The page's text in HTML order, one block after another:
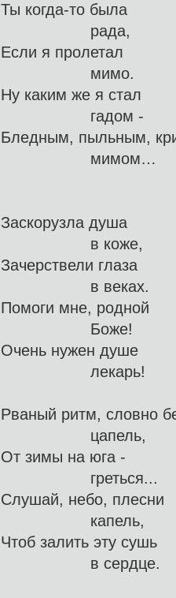
Ты когда-то была
рада,
Если я пролетал
мимо.
Ну каким же я стал
гадом -
Бледным, пыльным,
мимом…
Заскорузла душа
в коже,
Зачерствели глаза
в веках.
Помоги мне, родной
Боже!
Очень нужен душе
лекарь!
Рваный ритм, словно
цапель,
От зимы на юга -
греться...
Слушай, небо, плесни
капель,
Чтоб залить эту сушь
в сердце.